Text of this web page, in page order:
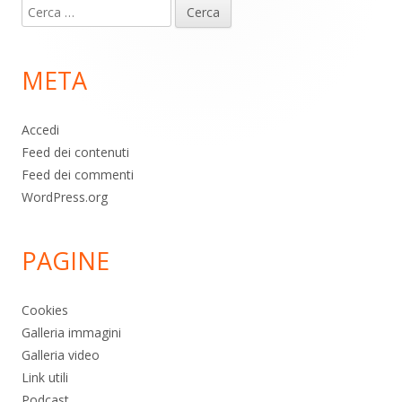
piè
pagina
Ricerca
per:
META
Accedi
Feed dei contenuti
Feed dei commenti
WordPress.org
PAGINE
Cookies
Galleria immagini
Galleria video
Link utili